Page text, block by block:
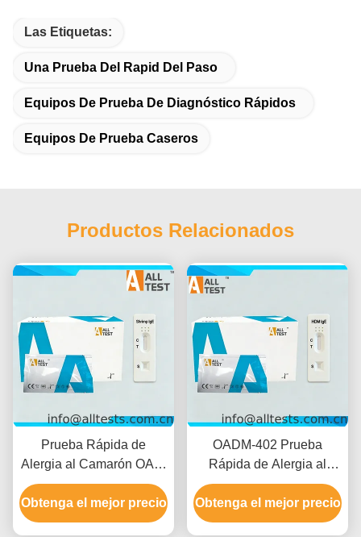
Las Etiquetas:
Una Prueba Del Rapid Del Paso
Equipos De Prueba De Diagnóstico Rápidos
Equipos De Prueba Caseros
Productos Relacionados
Prueba Rápida de
Alergia al Camarón OAS-
402 Sangre Total / Suero /
Plasma
Obtenga el mejor precio
OADM-402 Prueba
Rápida de Alergia al
Ácaro del Polvo en
Sangre Total / Suero /
Plasma
Obtenga el mejor precio